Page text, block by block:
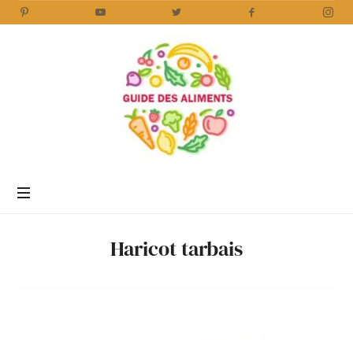
Aliments
www.guidedesaliments.comHaricot tarbais